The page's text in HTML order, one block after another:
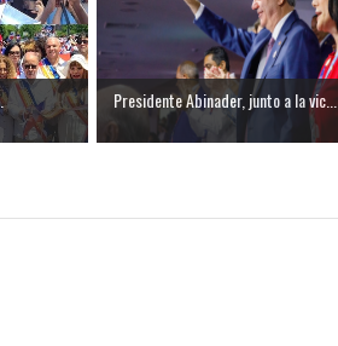
Presidente Abinader, junto a la vic...